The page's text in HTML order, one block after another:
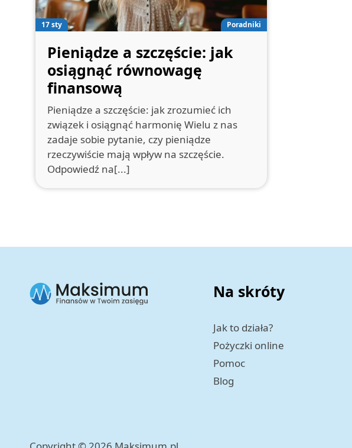
17 sty Poradniki
Pieniądze a szczęście: jak
osiągnąć równowagę
finansową
Pieniądze a szczęście: jak zrozumieć ich
związek i osiągnąć harmonię Wielu z nas
zadaje sobie pytanie, czy pieniądze
rzeczywiście mają wpływ na szczęście.
Odpowiedź na[...]
Na skróty
Jak to działa?
Pożyczki online
Pomoc
Blog